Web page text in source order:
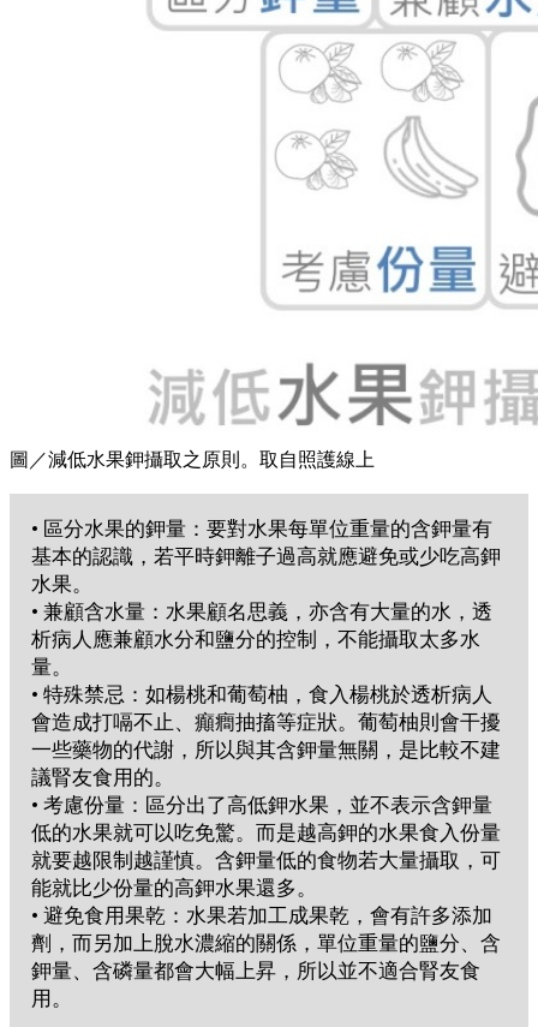
圖／減低水果鉀攝取之原則。取自照護線上
• 區分水果的鉀量：要對水果每單位重量的含鉀量有
基本的認識，若平時鉀離子過高就應避免或少吃高鉀
水果。
• 兼顧含水量：水果顧名思義，亦含有大量的水，透
析病人應兼顧水分和鹽分的控制，不能攝取太多水
量。
• 特殊禁忌：如楊桃和葡萄柚，食入楊桃於透析病人
會造成打嗝不止、癲癎抽搐等症狀。葡萄柚則會干擾
一些藥物的代謝，所以與其含鉀量無關，是比較不建
議腎友食用的。
• 考慮份量：區分出了高低鉀水果，並不表示含鉀量
低的水果就可以吃免驚。而是越高鉀的水果食入份量
就要越限制越謹慎。含鉀量低的食物若大量攝取，可
能就比少份量的高鉀水果還多。
• 避免食用果乾：水果若加工成果乾，會有許多添加
劑，而另加上脫水濃縮的關係，單位重量的鹽分、含
鉀量、含磷量都會大幅上昇，所以並不適合腎友食
用。